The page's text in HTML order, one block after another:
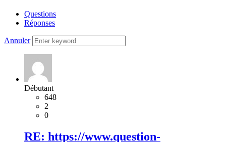
Questions
Réponses
Annuler
Débutant
648
2
0
RE: https://www.question-